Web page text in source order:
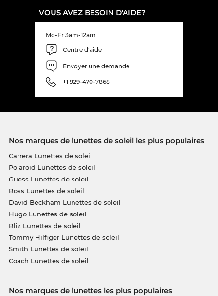
VOUS AVEZ BESOIN D'AIDE?
Mo-Fr 3am-12am
Centre d'aide
Envoyer une demande
+1 929-470-7868
Nos marques de lunettes de soleil les plus populaires
Carrera Lunettes de soleil
Polaroid Lunettes de soleil
Guess Lunettes de soleil
Boss Lunettes de soleil
David Beckham Lunettes de soleil
Hugo Lunettes de soleil
Bliz Lunettes de soleil
Tommy Hilfiger Lunettes de soleil
Smith Lunettes de soleil
Coach Lunettes de soleil
Nos marques de lunettes les plus populaires